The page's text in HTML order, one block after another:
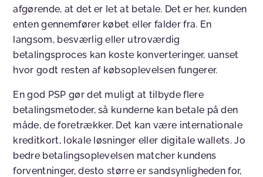
afgørende, at det er let at betale. Det er her, kunden
enten gennemfører købet eller falder fra. En
langsom, besværlig eller utroværdig
betalingsproces kan koste konverteringer, uanset
hvor godt resten af købsoplevelsen fungerer.
En god PSP gør det muligt at tilbyde flere
betalingsmetoder, så kunderne kan betale på den
måde, de foretrækker. Det kan være internationale
kreditkort, lokale løsninger eller digitale wallets. Jo
bedre betalingsoplevelsen matcher kundens
forventninger, desto større er sandsynligheden for,